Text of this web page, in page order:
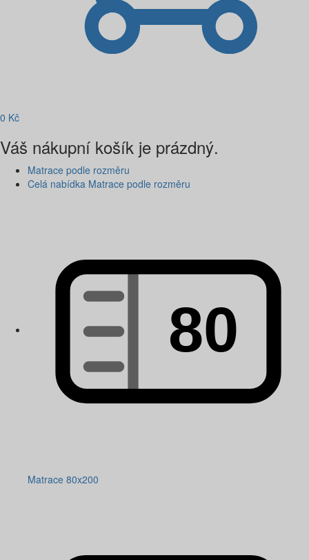
0 Kč
Váš nákupní košík je prázdný.
Matrace podle rozměru
Celá nabídka Matrace podle rozměru
Matrace 80x200